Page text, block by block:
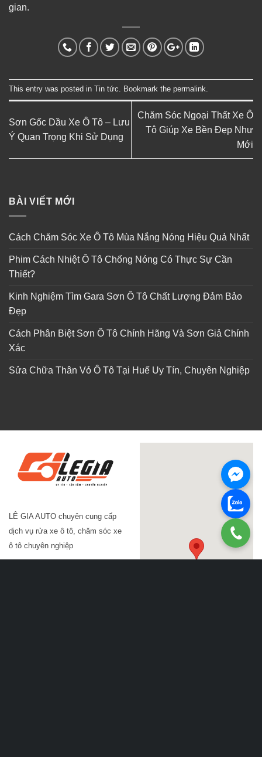
gian.
This entry was posted in Tin tức. Bookmark the permalink.
Sơn Gốc Dầu Xe Ô Tô – Lưu
Ý Quan Trọng Khi Sử Dụng
Chăm Sóc Ngoại Thất Xe Ô
Tô Giúp Xe Bền Đẹp Như
Mới
BÀI VIẾT MỚI
Cách Chăm Sóc Xe Ô Tô Mùa Nắng Nóng Hiệu Quả Nhất
Phim Cách Nhiệt Ô Tô Chống Nóng Có Thực Sự Cần
Thiết?
Kinh Nghiệm Tìm Gara Sơn Ô Tô Chất Lượng Đảm Bảo
Đẹp
Cách Phân Biệt Sơn Ô Tô Chính Hãng Và Sơn Giả Chính
Xác
Sửa Chữa Thân Vỏ Ô Tô Tại Huế Uy Tín, Chuyên Nghiệp
LÊ GIA AUTO chuyên cung cấp
dịch vụ rửa xe ô tô, chăm sóc xe
ô tô chuyên nghiệp